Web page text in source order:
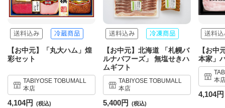
【お中元】「丸大ハム」煌
彩セット
TABIYOSE TOBUMALL
本店
4,104円
【お中元】北海道 「札幌バ
ルナバフーズ」 無塩せきハ
ムギフト
TABIYOSE TOBUMALL
本店
5,400円
【お中
本家」
本
4,104円